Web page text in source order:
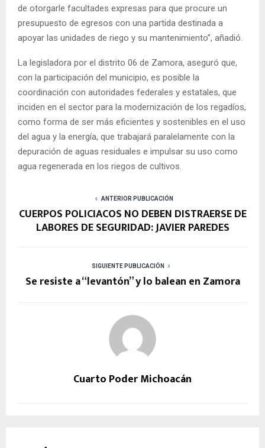
de otorgarle facultades expresas para que procure un
presupuesto de egresos con una partida destinada a
apoyar las unidades de riego y su mantenimiento”, añadió.
La legisladora por el distrito 06 de Zamora, aseguró que,
con la participación del municipio, es posible la
coordinación con autoridades federales y estatales, que
inciden en el sector para la modernización de los regadíos,
como forma de ser más eficientes y sostenibles en el uso
del agua y la energía, que trabajará paralelamente con la
depuración de aguas residuales e impulsar su uso como
agua regenerada en los riegos de cultivos.
ANTERIOR PUBLICACIÓN
CUERPOS POLICIACOS NO DEBEN DISTRAERSE DE
LABORES DE SEGURIDAD: JAVIER PAREDES
SIGUIENTE PUBLICACIÓN
Se resiste a “levantón” y lo balean en Zamora
Cuarto Poder Michoacán